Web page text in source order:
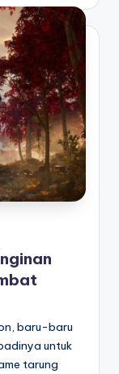
baru-baru
untuk
tarung